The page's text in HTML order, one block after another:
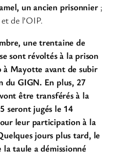
un ancien prisonnier;
de l’OIP.
une trentaine de
sont révoltés à la prison
à Mayotte avant de subir
du GIGN. En plus, 27
être transférés à la
seront jugés le 14
leur participation à la
jours plus tard, le
taule a démissionné